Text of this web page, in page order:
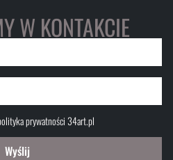
W KONTAKCIE
prywatności 34art.pl
Wyślij